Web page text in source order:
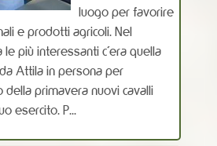
luogo per favorire
e prodotti agricoli. Nel
le più interessanti c’era quella
Attila in persona per
della primavera nuovi cavalli
esercito. P...